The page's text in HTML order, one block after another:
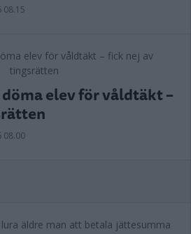
08.15
elev för våldtäkt –
08.00